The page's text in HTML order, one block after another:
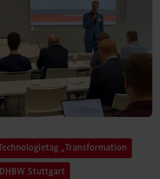
„Transformation
Stuttgart